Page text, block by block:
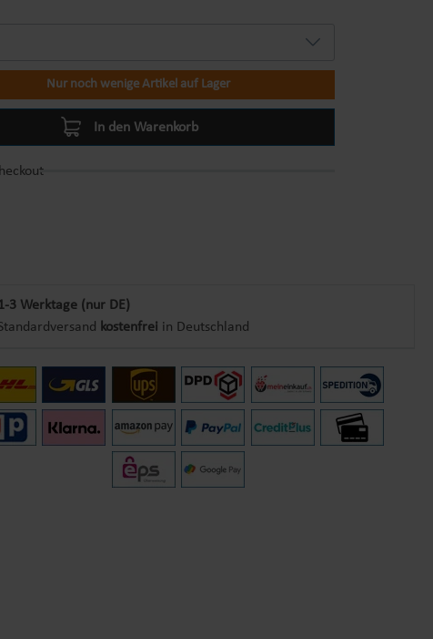
Nur noch wenige Artikel auf Lager
In den Warenkorb
3 Werktage (nur DE)
kostenfrei in Deutschland